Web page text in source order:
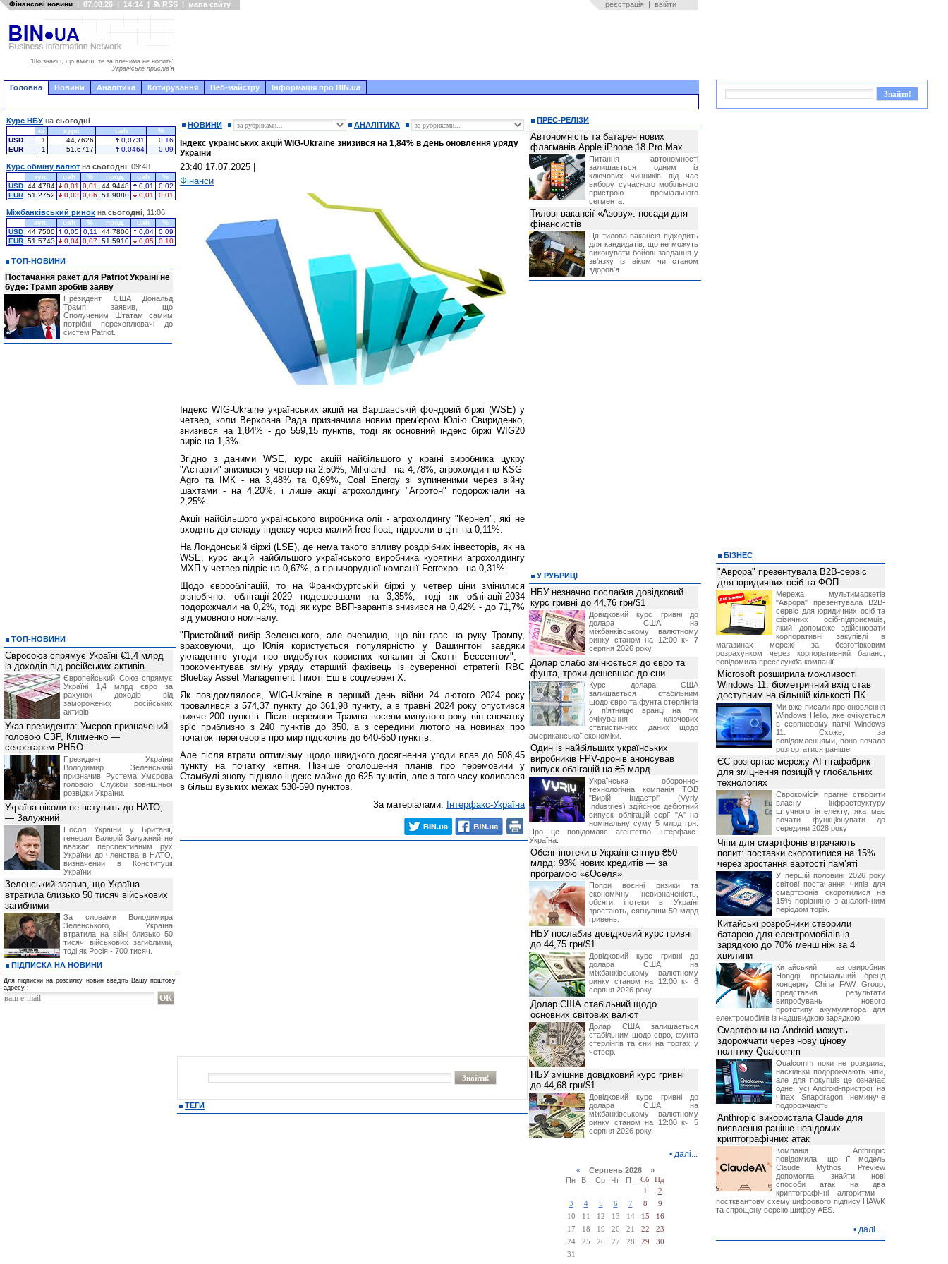
Фінансові новини | 07.08.26 | 14:14 | RSS | мапа сайту реєстрація | ввійти
"Що знаєш, що вмієш, те за плечима не носить"
Українське прислів'я
Головна Новини Аналітика Котирування Веб-майстру Інформація про BIN.ua
НОВИНИ АНАЛІТИКА
Індекс українських акцій WIG-Ukraine знизився на 1,84% в день оновлення уряду
України
23:40 17.07.2025
Фінанси
Індекс WIG-Ukraine українських акцій на Варшавській фондовій біржі (WSE) у
четвер, коли Верховна Рада призначила новим прем'єром Юлію Свириденко,
знизився на 1,84% - до 559,15 пунктів, тоді як основний індекс біржі WIG20
виріс на 1,3%.
Згідно з даними WSE, курс акцій найбільшого у країні виробника цукру
"Астарти" знизився у четвер на 2,50%, Milkiland - на 4,78%, агрохолдингів KSG-
Agro та ІМК - на 3,48% та 0,69%, Coal Energy зі зупиненими через війну
шахтами - на 4,20%, і лише акції агрохолдингу "Агротон" подорожчали на
2,25%.
Акції найбільшого українського виробника олії - агрохолдингу "Кернел", які не
входять до складу індексу через малий free-float, підросли в ціні на 0,11%.
На Лондонській біржі (LSE), де нема такого впливу роздрібних інвесторів, як на
WSE, курс акцій найбільшого українського виробника курятини агрохолдингу
МХП у четвер підріс на 0,67%, а гірничорудної компанії Ferrexpo - на 0,31%.
Щодо єврооблігацій, то на Франкфуртській біржі у четвер ціни змінилися
різнобічно: облігації-2029 подешевшали на 3,35%, тоді як облігації-2034
подорожчали на 0,2%, тоді як курс ВВП-варантів знизився на 0,42% - до 71,7%
від умовного номіналу.
"Пристойний вибір Зеленського, але очевидно, що він грає на руку Трампу,
враховуючи, що Юлія користується популярністю у Вашингтоні завдяки
укладенню угоди про видобуток корисних копалин зі Скотті Бессентом", -
прокоментував зміну уряду старший фахівець із суверенної стратегії RBC
Bluebay Asset Management Тімоті Еш в соцмережі X.
Як повідомлялося, WIG-Ukraine в перший день війни 24 лютого 2024 року
провалився з 574,37 пункту до 361,98 пункту, а в травні 2024 року опустився
нижче 200 пунктів. Після перемоги Трампа восени минулого року він спочатку
зріс приблизно з 240 пунктів до 350, а з середини лютого на новинах про
початок переговорів про мир підскочив до 640-650 пунктів.
Але після втрати оптимізму щодо швидкого досягнення угоди впав до 508,45
пункту на початку квітня. Пізніше оголошення планів про перемовини у
Стамбулі знову підняло індекс майже до 625 пунктів, але з того часу коливався
в більш вузьких межах 530-590 пунктов.
За матеріалами: Інтерфакс-Україна
ТЕГИ
Курс НБУ на сьогодні
за курс uah
%
USD
1 44,7626 0,0731
0,16
EUR
1 51,6717 0,0464 0,09
Курс обміну валют на сьогодні , 09:48
куп. uah % прод. uah
%
USD 44,4784 0,01 0,01 44,9448 0,01
0,02
EUR 51,2752 0,03 0,06 51,9080 0,01 0,01
Міжбанківський ринок на сьогодні , 11:06
куп. uah % прод. uah
%
USD 44,7500 0,05 0,11 44,7800 0,04
0,09
EUR 51,5743 0,04 0,07 51,5910 0,05 0,10
ТОП-НОВИНИ
Постачання ракет для Patriot Україні не
буде: Трамп зробив заяву
Президент США Дональд
Трамп заявив, що
Сполученим Штатам самим
потрібні перехоплювачі до
систем Patriot.
ТОП-НОВИНИ
Євросоюз спрямує Україні €1,4 млрд
із доходів від російських активів
Європейський Союз спрямує
Україні 1,4 млрд євро за
рахунок доходів від
заморожених російських
активів.
Указ президента: Умєров призначений
головою СЗР, Клименко —
секретарем РНБО
Президент України
Володимир Зеленський
призначив Pустема Умєрова
головою Служби зовнішньої
розвідки України.
Україна ніколи не вступить до НАТО,
— Залужний
Посол України у Британії,
генерал Валерій Залужний не
вважає перспективним рух
України до членства в НАТО,
визначений в Конституції
України.
Зеленський заявив, що Україна
втратила близько 50 тисяч військових
загиблими
За словами Володимира
Зеленського, Україна
втратила на війні близько 50
тисяч військових загиблими,
тоді як Росія - 700 тисяч.
ПІДПИСКА НА НОВИНИ
Для підписки на розсилку новин введіть Вашу поштову
адресу :
ПРЕС-РЕЛІЗИ
Автономність та батарея нових
флагманів Apple iPhone 18 Pro Max
Питання автономності
залишається одним із
ключових чинників під час
вибору сучасного мобільного
пристрою преміального
сегмента.
Тилові вакансії «Азову»: посади для
фінансистів
Ця тилова вакансія підходить
для кандидатів, що не можуть
виконувати бойові завдання у
звʼязку із віком чи станом
здоровʼя.
У РУБРИЦІ
НБУ незначно послабив довідковий
курс гривні до 44,76 грн/$1
Довідковий курс гривні до
долара США на
міжбанківському валютному
ринку станом на 12:00 кч 7
серпня 2026 року.
Долар слабо змінюється до євро та
фунта, трохи дешевшає до єни
Курс долара США
залишається стабільним
щодо євро та фунта стерлінгів
у п'ятницю вранці на тлі
очікування ключових
статистичних даних щодо
американської економіки.
Один із найбільших українських
виробників FPV-дронів анонсував
випуск облігацій на ₴5 млрд
Українська оборонно-
технологічна компанія ТОВ
"Вирій Індастрі" (Vyriy
Industries) здійснює дебютний
випуск облігацій серії "А" на
номінальну суму 5 млрд грн.
Про це повідомляє агентство Інтерфакс-
Україна.
Обсяг іпотеки в Україні сягнув ₴50
млрд: 93% нових кредитів — за
програмою «єОселя»
Попри воєнні ризики та
економічну невизначеність,
обсяги іпотеки в Україні
зростають, сягнувши 50 млрд
гривень.
НБУ послабив довідковий курс гривні
до 44,75 грн/$1
Довідковий курс гривні до
долара США на
міжбанківському валютному
ринку станом на 12:00 кч 6
серпня 2026 року.
Долар США стабільний щодо
основних світових валют
Долар США залишається
стабільним щодо євро, фунта
стерлінгів та єни на торгах у
четвер.
НБУ зміцнив довідковий курс гривні
до 44,68 грн/$1
Довідковий курс гривні до
долара США на
міжбанківському валютному
ринку станом на 12:00 кч 5
серпня 2026 року.
• далі...
«Серпень 2026 »
Пн
Вт Ср Чт Пт Сб
Нд
1
2
3
4 5 6 7 8
9
10
11 12 13 14 15
16
17
18 19 20 21 22
23
24
25 26 27 28 29
30
31
БІЗНЕС
"Аврора" презентувала B2B-сервіс
для юридичних осіб та ФОП
Мережа мультимаркетів
"Аврора" презентувала B2B-
сервіс для юридичних осіб та
фізичних осіб-підприємців,
який допоможе здійснювати
корпоративні закупівлі в
магазинах мережі за безготівковим
розрахунком через корпоративний баланс,
повідомила пресслужба компанії.
Microsoft розширила можливості
Windows 11: біометричний вхід став
доступним на більшій кількості ПК
Ми вже писали про оновлення
Windows Hello, яке очікується
в серпневому патчі Windows
11. Схоже, за
повідомленнями, воно почало
розгортатися раніше.
ЄС розгортає мережу AI-гігафабрик
для зміцнення позицій у глобальних
технологіях
Єврокомісія прагне створити
власну інфраструктуру
штучного інтелекту, яка має
почати функціонувати до
середини 2028 року
Чіпи для смартфонів втрачають
попит: поставки скоротилися на 15%
через зростання вартості пам’яті
У першій половині 2026 року
світові постачання чипів для
смартфонів скоротилися на
15% порівняно з аналогічним
періодом торік.
Китайські розробники створили
батарею для електромобілів із
зарядкою до 70% менш ніж за 4
хвилини
Китайський автовиробник
Hongqi, преміальний бренд
концерну China FAW Group,
представив результати
випробувань нового
прототипу акумулятора для
електромобілів із надшвидкою зарядкою.
Смартфони на Android можуть
здорожчати через нову цінову
політику Qualcomm
Qualcomm поки не розкрила,
наскільки подорожчають чіпи,
але для покупців це означає
одне: усі Android-пристрої на
чіпах Snapdragon неминуче
подорожчають.
Anthropic використала Claude для
виявлення раніше невідомих
криптографічних атак
Компанія Anthropic
повідомила, що її модель
Claude Mythos Preview
допомогла знайти нові
способи атак на два
криптографічні алгоритми -
постквантову схему цифрового підпису HAWK
та спрощену версію шифру AES.
• далі...